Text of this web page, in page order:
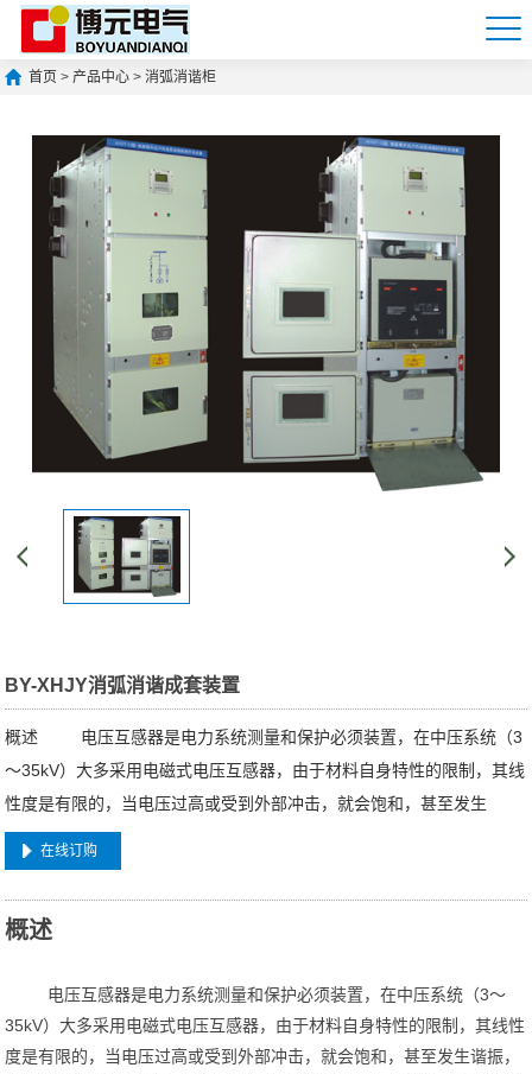
首页 >产品中心>消弧消谐柜
BY-XHJY消弧消谐成套装置
概述 电压互感器是电力系统测量和保护必须装置，在中压系统（3
～35kV）大多采用电磁式电压互感器，由于材料自身特性的限制，其线
性度是有限的，当电压过高或受到外部冲击，就会饱和，甚至发生
在线订购
概述
电压互感器是电力系统测量和保护必须装置，在中压系统（3～
35kV）大多采用电磁式电压互感器，由于材料自身特性的限制，其线性
度是有限的，当电压过高或受到外部冲击，就会饱和，甚至发生谐振，